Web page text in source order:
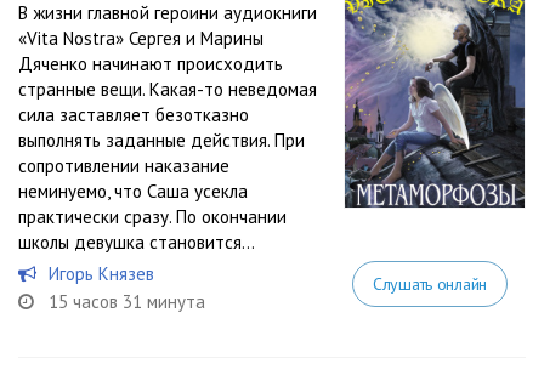
В жизни главной героини аудиокниги
«Vita Nostra» Сергея и Марины
Дяченко начинают происходить
странные вещи. Какая-то неведомая
сила заставляет безотказно
выполнять заданные действия. При
сопротивлении наказание
неминуемо, что Саша усекла
практически сразу. По окончании
школы девушка становится...
Игорь Князев
15 часов 31 минута
Слушать онлайн